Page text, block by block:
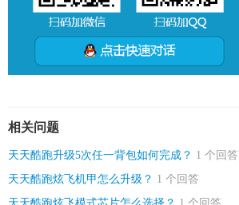
相关问题
天天酷跑升级5次任一背包如何完成？ 1 个回答
天天酷跑炫飞机甲怎么升级？ 1 个回答